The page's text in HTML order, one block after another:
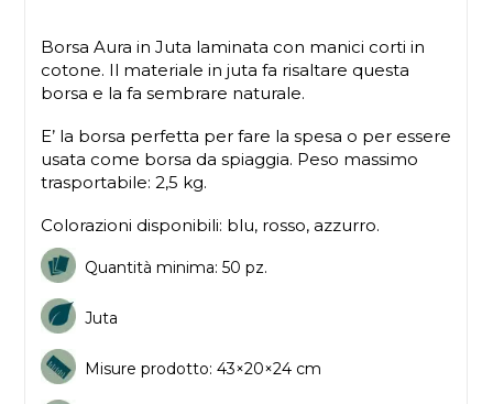
Borsa Aura in Juta laminata con manici corti in
cotone. Il materiale in juta fa risaltare questa
borsa e la fa sembrare naturale.
E’ la borsa perfetta per fare la spesa o per essere
usata come borsa da spiaggia. Peso massimo
trasportabile: 2,5 kg.
Colorazioni disponibili: blu, rosso, azzurro.
Quantità minima: 50 pz.
Juta
Misure prodotto: 43×20×24 cm